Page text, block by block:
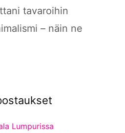
tavaroihin
– näin ne
Lumpurissa